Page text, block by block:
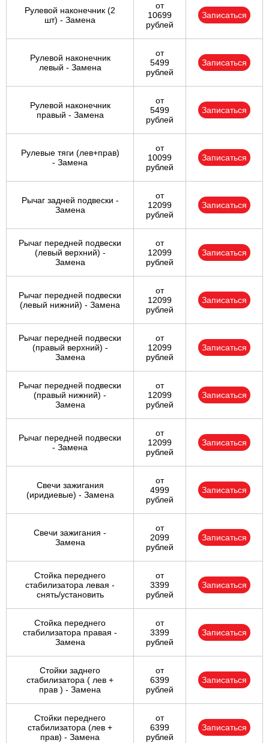
Рулевой наконечник (2
шт) - Замена
от
10699
рублей
Записаться
Рулевой наконечник
левый - Замена
от
5499
рублей
Записаться
Рулевой наконечник
правый - Замена
от
5499
рублей
Записаться
Рулевые тяги (лев+прав)
- Замена
от
10099
рублей
Записаться
Рычаг задней подвески -
Замена
от
12099
рублей
Записаться
Рычаг передней подвески
(левый верхний) -
Замена
от
12099
рублей
Записаться
Рычаг передней подвески
(левый нижний) - Замена
от
12099
рублей
Записаться
Рычаг передней подвески
(правый верхний) -
Замена
от
12099
рублей
Записаться
Рычаг передней подвески
(правый нижний) -
Замена
от
12099
рублей
Записаться
Рычаг передней подвески
- Замена
от
12099
рублей
Записаться
Свечи зажигания
(иридиевые) - Замена
от
4999
рублей
Записаться
Свечи зажигания -
Замена
от
2099
рублей
Записаться
Стойка переднего
стабилизатора левая -
снять/установить
от
3399
рублей
Записаться
Стойка переднего
стабилизатора правая -
Замена
от
3399
рублей
Записаться
Стойки заднего
стабилизатора ( лев +
прав ) - Замена
от
6399
рублей
Записаться
Стойки переднего
стабилизатора (лев +
прав) - Замена
от
6399
рублей
Записаться